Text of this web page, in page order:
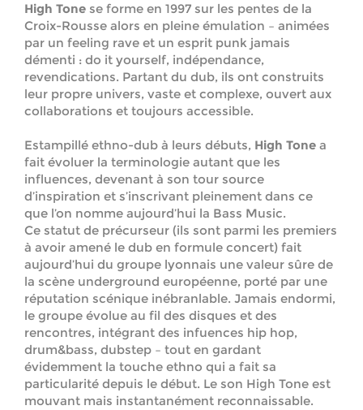
High Tone se forme en 1997 sur les pentes de la
Croix-Rousse alors en pleine émulation – animées
par un feeling rave et un esprit punk jamais
démenti : do it yourself, indépendance,
revendications. Partant du dub, ils ont construits
leur propre univers, vaste et complexe, ouvert aux
collaborations et toujours accessible.
Estampillé ethno-dub à leurs débuts, High Tone a
fait évoluer la terminologie autant que les
influences, devenant à son tour source
d’inspiration et s’inscrivant pleinement dans ce
que l’on nomme aujourd’hui la Bass Music.
Ce statut de précurseur (ils sont parmi les premiers
à avoir amené le dub en formule concert) fait
aujourd’hui du groupe lyonnais une valeur sûre de
la scène underground européenne, porté par une
réputation scénique inébranlable. Jamais endormi,
le groupe évolue au fil des disques et des
rencontres, intégrant des infuences hip hop,
drum&bass, dubstep – tout en gardant
évidemment la touche ethno qui a fait sa
particularité depuis le début. Le son High Tone est
mouvant mais instantanément reconnaissable.